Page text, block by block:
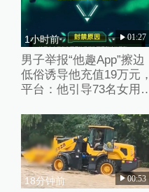
1小时前 01:27
男子举报“他趣App”擦边
低俗诱导他充值19万元，
平台：他引导73名女用
18分钟前 00:53